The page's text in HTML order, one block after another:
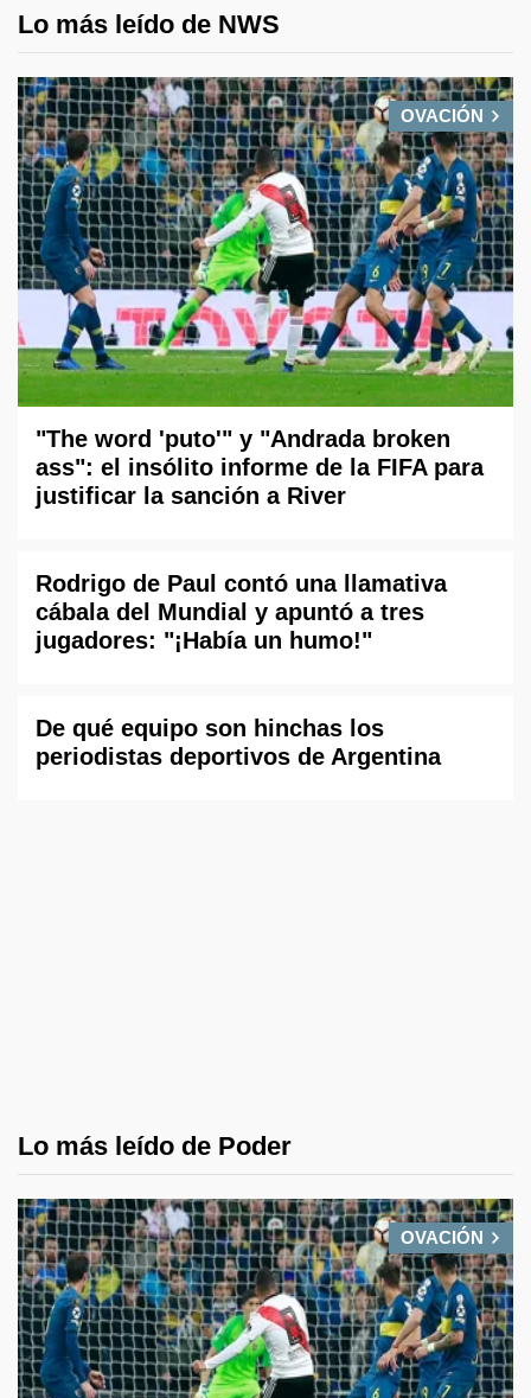
Lo más leído de NWS
OVACIÓN
"The word 'puto'" y "Andrada broken
ass": el insólito informe de la FIFA para
justificar la sanción a River
Rodrigo de Paul contó una llamativa
cábala del Mundial y apuntó a tres
jugadores: "¡Había un humo!"
De qué equipo son hinchas los
periodistas deportivos de Argentina
Lo más leído de Poder
OVACIÓN